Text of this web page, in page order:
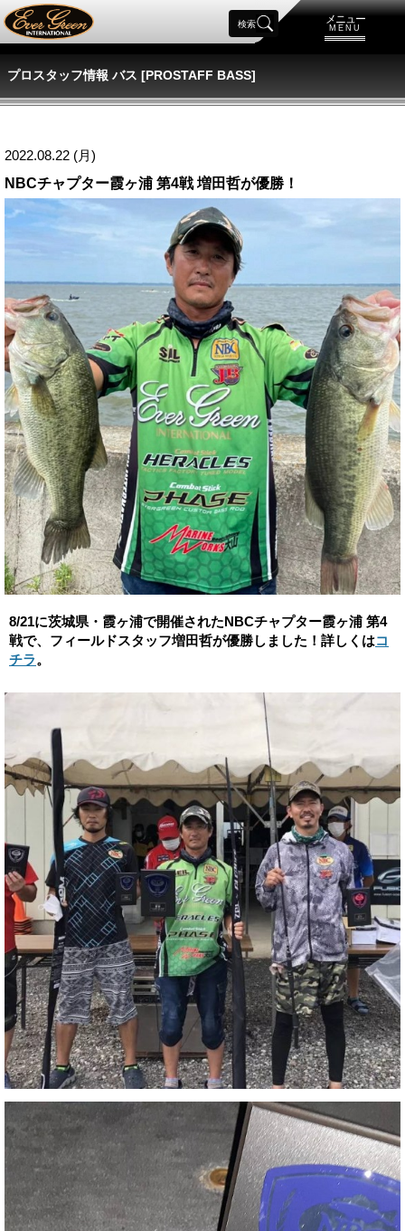
メニュー
MENU
検索
プロスタッフ情報 バス [PROSTAFF BASS]
2022.08.22 (月)
NBCチャプター霞ヶ浦 第4戦 増田哲が優勝！
8/21に茨城県・霞ヶ浦で開催されたNBCチャプター霞ヶ浦 第4
戦で、フィールドスタッフ増田哲が優勝しました！詳しくはコ
チラ。